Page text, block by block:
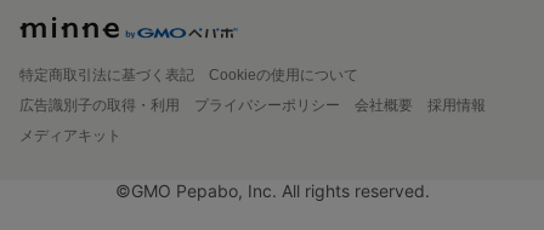
特定商取引法に基づく表記
Cookieの使用について
広告識別子の取得・利用
プライバシーポリシー 会社概要
採用情報
メディアキット
©GMO Pepabo, Inc. All rights reserved.